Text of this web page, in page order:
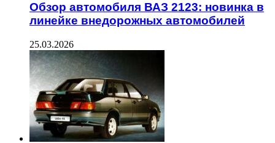
Обзор автомобиля ВАЗ 2123: новинка в
линейке внедорожных автомобилей
25.03.2026